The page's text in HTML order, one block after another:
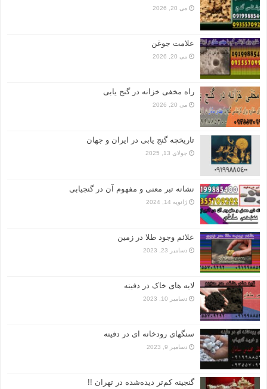
می 20, 2026
علامت جوغن
می 20, 2026
راه مخفی خزانه در گنج یابی
می 20, 2026
تاریخچه گنج‌ یابی در ایران و جهان
جولای 13, 2025
نشانه تبر معنی و مفهوم آن در گنجیابی
ژانویه 14, 2024
علائم وجود طلا در زمین
دسامبر 23, 2023
لایه های خاک در دفینه
دسامبر 10, 2023
سنگهای رودخانه ای در دفینه
دسامبر 9, 2023
گنجینه کم‌تر دیده‌شده در تهران !!